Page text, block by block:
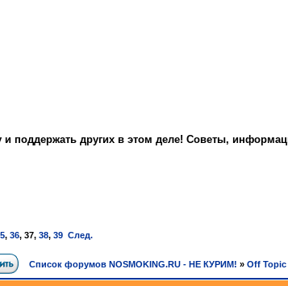
и поддержать других в этом деле! Советы,
, 36, 37, 38, 39 След.
Список форумов NOSMOKING.RU - НЕ КУРИМ! » Off Topic